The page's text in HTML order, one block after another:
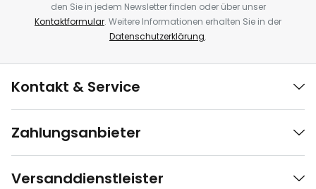
den Sie in jedem Newsletter finden oder über unser
Kontaktformular. Weitere Informationen erhalten Sie in der
Datenschutzerklärung.
Kontakt & Service
Zahlungsanbieter
Versanddienstleister